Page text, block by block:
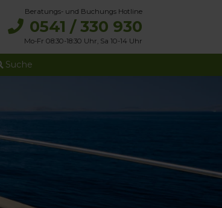
Beratungs- und Buchungs Hotline
0541 / 330 930
Mo-Fr 08:30-18:30 Uhr, Sa 10-14 Uhr
Suche